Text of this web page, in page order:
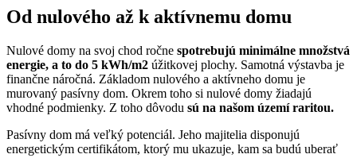
Od nulového až k aktívnemu domu
Nulové domy na svoj chod ročne spotrebujú minimálne množstvá
energie, a to do 5 kWh/m2 úžitkovej plochy. Samotná výstavba je
finančne náročná. Základom nulového a aktívneho domu je
murovaný pasívny dom. Okrem toho si nulové domy žiadajú
vhodné podmienky. Z toho dôvodu sú na našom území raritou.
Pasívny dom má veľký potenciál. Jeho majitelia disponujú
energetickým certifikátom, ktorý mu ukazuje, kam sa budú uberať